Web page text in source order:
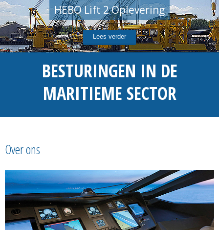
HEBO Lift 2 Oplevering
Lees verder
BESTURINGEN IN DE
MARITIEME SECTOR
Over ons